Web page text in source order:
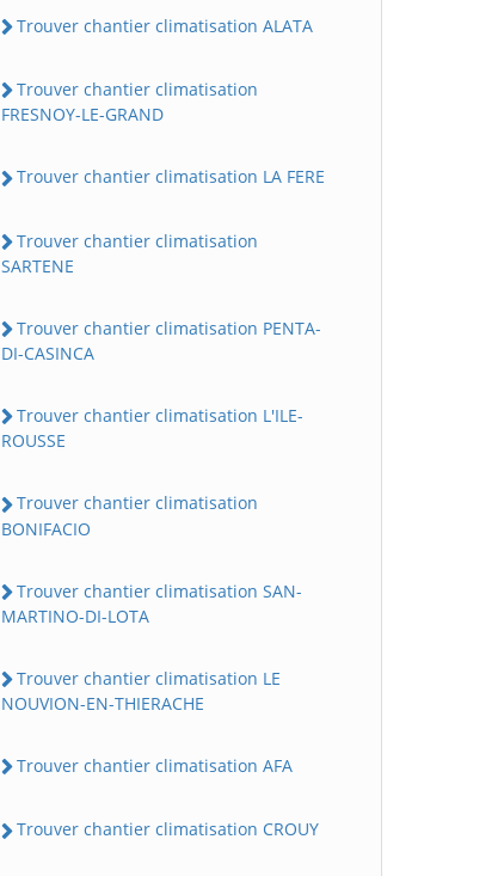
Trouver chantier climatisation ALATA
Trouver chantier climatisation
FRESNOY-LE-GRAND
Trouver chantier climatisation LA FERE
Trouver chantier climatisation
SARTENE
Trouver chantier climatisation PENTA-
DI-CASINCA
Trouver chantier climatisation L'ILE-
ROUSSE
Trouver chantier climatisation
BONIFACIO
Trouver chantier climatisation SAN-
MARTINO-DI-LOTA
Trouver chantier climatisation LE
NOUVION-EN-THIERACHE
Trouver chantier climatisation AFA
Trouver chantier climatisation CROUY